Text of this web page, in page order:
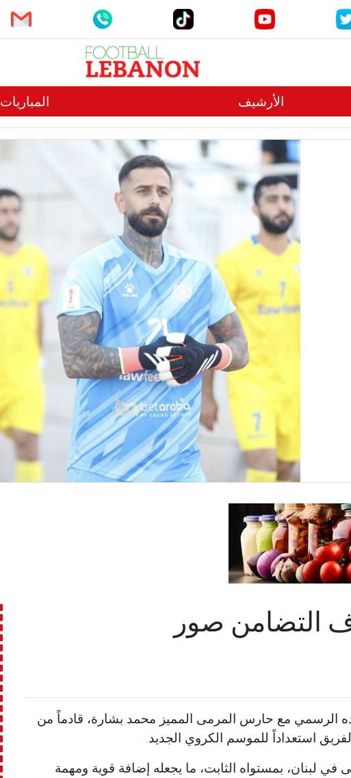
الأرشيف المباريات
التضامن صور
الرسمي مع حارس المرمى المميز محمد بشارة، قادماً من
استعداداً للموسم الكروي الجديد.
لبنان، بمستواه الثابت، ما يجعله إضافة قوية ومهمة